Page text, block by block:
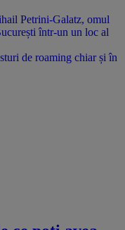
de roaming chiar și în